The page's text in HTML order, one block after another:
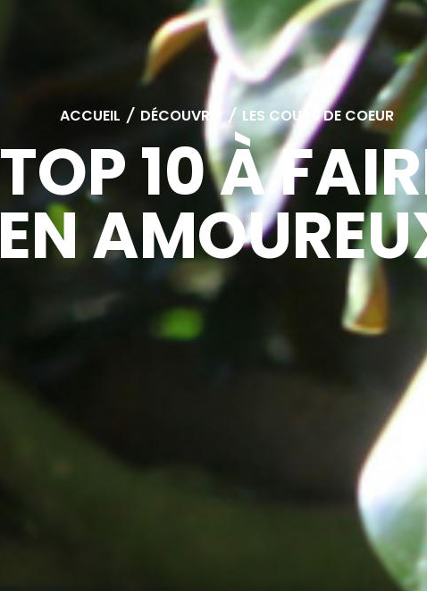
ACCUEIL / DÉCOUVRIR / LES COUPS DE COEUR
TOP 10 À
EN